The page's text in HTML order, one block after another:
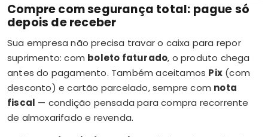
Compre com segurança total: pague só
depois de receber
Sua empresa não precisa travar o caixa para repor
suprimento: com boleto faturado, o produto chega
antes do pagamento. Também aceitamos Pix (com
desconto) e cartão parcelado, sempre com nota
fiscal — condição pensada para compra recorrente
de almoxarifado e revenda.